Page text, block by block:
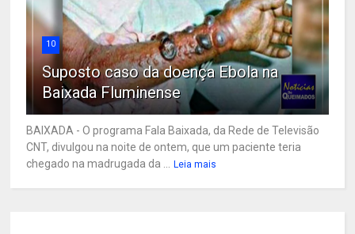
10
Suposto caso da doença Ebola na
Baixada Fluminense
BAIXADA - O programa Fala Baixada, da Rede de Televisão
CNT, divulgou na noite de ontem, que um paciente teria
chegado na madrugada da ... Leia mais